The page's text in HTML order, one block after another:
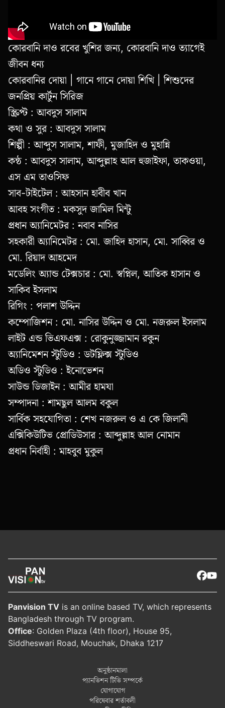
কোরবানি দাও রবের খুশির জন্য, কোরবানি দাও ত্যাগেই
জীবন ধন্য
কোরবানির দোয়া | গানে গানে দোয়া শিখি | শিশুদের
জনপ্রিয় কার্টুন সিরিজ
স্ক্রিপ্ট : আবদুস সালাম
কথা ও সুর : আবদুস সালাম
শিল্পী : আব্দুস সালাম, শাফী, মুজাহিদ ও মুহান্নি
কন্ঠ : আবদুস সালাম, আব্দুল্লাহ আল হুজাইফা, তাকওয়া,
এস এম তাওসিফ
সাব-টাইটেল : আহসান হাবীব খান
আবহ সংগীত : মকসুদ জামিল মিন্টু
প্রধান অ্যানিমেটর : নবাব নাসির
সহকারী অ্যানিমেটর : মো. জাহিদ হাসান, মো. সাব্বির ও
মো. রিয়াদ আহমেদ
মডেলিং অ্যান্ড টেক্সচার : মো. স্বপ্নিল, আতিক হাসান ও
সাকিব ইসলাম
রিগিং : পলাশ উদ্দিন
কম্পোজিশন : মো. নাসির উদ্দিন ও মো. নজরুল ইসলাম
লাইট এন্ড ভিএফএক্স : রোকুনুজ্জামান রকুন
অ্যানিমেশন স্টুডিও : ডটফ্লিক্স স্টুডিও
অডিও স্টুডিও : ইনোভেশন
সাউন্ড ডিজাইন : আমীর হামযা
সম্পাদনা : শামছুল আলম বকুল
সার্বিক সহযোগিতা : শেখ নজরুল ও এ কে জিলানী
এক্সিকিউটিভ প্রোডিউসার : আব্দুল্লাহ আল নোমান
প্রধান নির্বাহী : মাহবুব মুকুল
Panvision TV is an online based TV, which represents
Bangladesh through TV program.
Office: Golden Plaza (4th floor), House 95,
Siddheswari Road, Mouchak, Dhaka 1217
অনুষ্ঠানমালা
প্যানভিশন টিভি সম্পর্কে
যোগাযোগ
পরিষেবার শর্তাবলী